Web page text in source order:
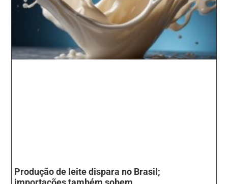
Produção de leite dispara no Brasil;